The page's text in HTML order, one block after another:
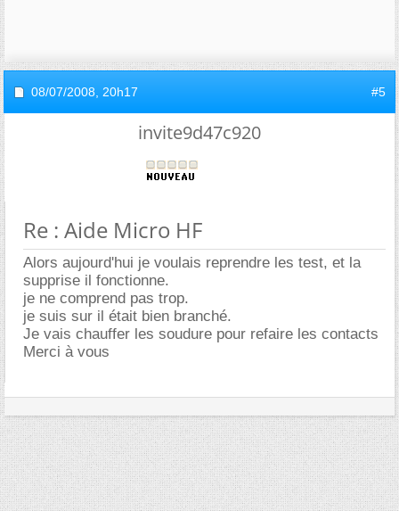
08/07/2008, 20h17 #5
invite9d47c920
Re : Aide Micro HF
Alors aujourd'hui je voulais reprendre les test, et la
supprise il fonctionne.
je ne comprend pas trop.
je suis sur il était bien branché.
Je vais chauffer les soudure pour refaire les contacts
Merci à vous